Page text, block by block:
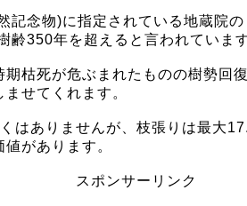
記念物)に指定されている地蔵院
齢350年を超えると言われています
枯死が危ぶまれたものの樹勢回
せてくれます。
はありませんが、枝張りは最大
があります。
スポンサーリンク